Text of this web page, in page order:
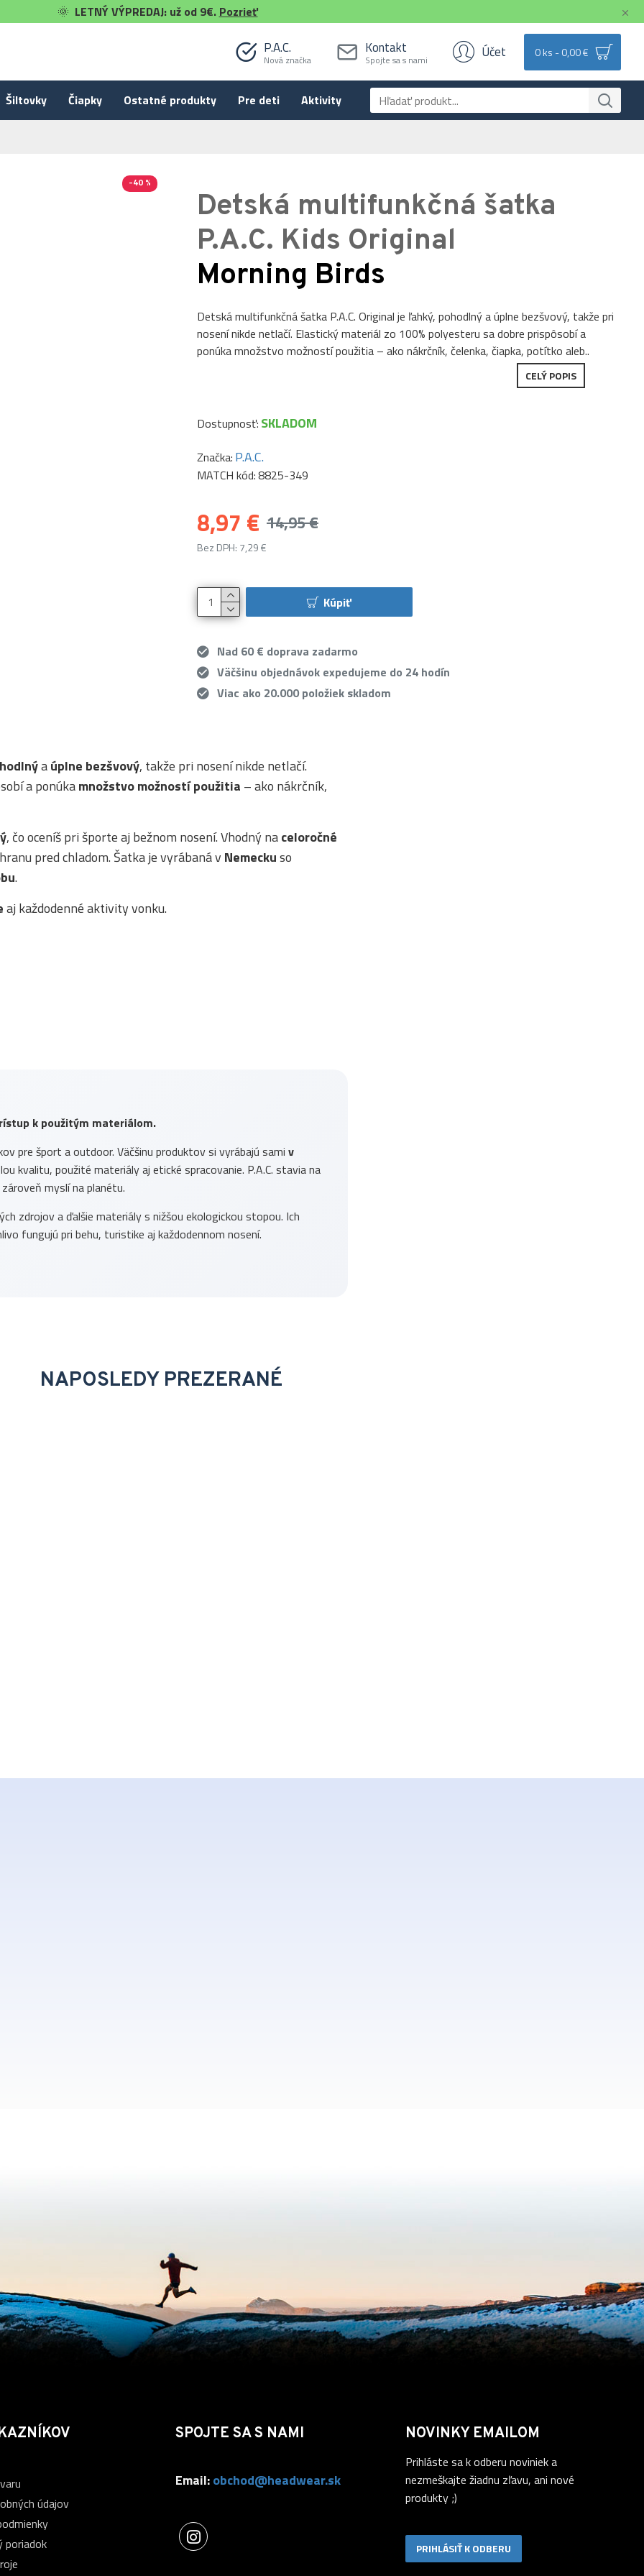
🌞 LETNÝ VÝPREDAJ: už od 9€. Pozrieť
P.A.C.
Nová značka
Kontakt
Spojte sa s nami Účet 0 ks - 0,00 €
Šiltovky Čiapky Ostatné produkty Pre deti Aktivity
-40 %
Detská multifunkčná šatka
P.A.C. Kids Original
Morning Birds
Detská multifunkčná šatka P.A.C. Original je ľahký, pohodlný a úplne bezšvový, takže pri
nosení nikde netlačí. Elastický materiál zo 100% polyesteru sa dobre prispôsobí a
ponúka množstvo možností použitia – ako nákrčník, čelenka, čiapka, potítko aleb..
CELÝ POPIS
8,97 € 14,95 €
Bez DPH: 7,29 €
Dostupnosť: SKLADOM
Značka: P.A.C.
MATCH kód:8825-349
Kúpiť
Nad 60 € doprava zadarmo
Väčšinu objednávok expedujeme do 24 hodín
Viac ako 20.000 položiek skladom
k použitým materiálom.
pre šport a outdoor. Väčšinu produktov si vyrábajú sami v
kvalitu, použité materiály aj etické spracovanie. P.A.C. stavia na
myslí na planétu.
zdrojov a ďalšie materiály s nižšou ekologickou stopou. Ich
fungujú pri behu, turistike aj každodennom nosení.
aúplne bezšvový, takže pri nosení nikde netlačí.
a ponúkamnožstvo možností použitia – ako nákrčník,
, čo oceníš pri športe aj bežnom nosení. Vhodný naceloročné
pred chladom. Šatka je vyrábaná v Nemeckuso
.
aj každodenné aktivity vonku.
NAPOSLEDY PREZERANÉ
údajov
poriadok
SPOJTE SA S NAMI
Email:obchod@headwear.sk
NOVINKY EMAILOM
Prihláste sa k odberu noviniek a
nezmeškajte žiadnu zľavu, ani nové
produkty ;)
PRIHLÁSIŤ K ODBERU